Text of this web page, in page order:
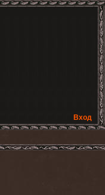
Вход